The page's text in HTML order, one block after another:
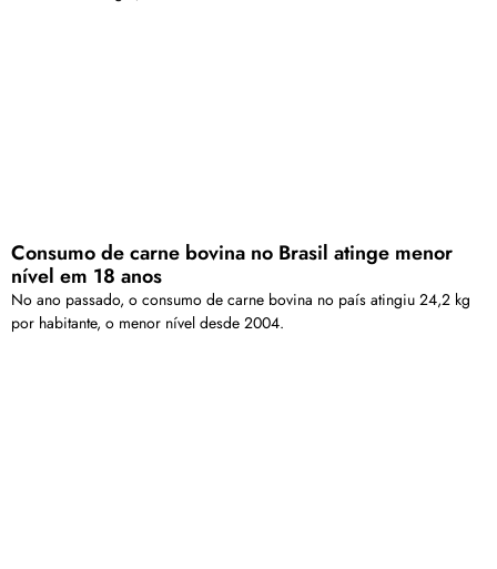
Consumo de carne bovina no Brasil atinge menor
nível em 18 anos
No ano passado, o consumo de carne bovina no país atingiu 24,2 kg
por habitante, o menor nível desde 2004.